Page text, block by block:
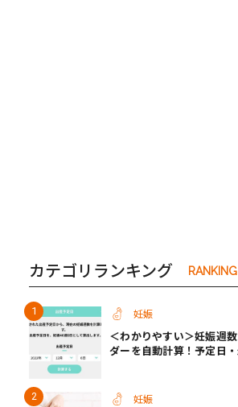
夫婦
カテゴリランキング RANKING
妊娠
＜わかりやすい＞妊娠週
ダーを自動計算！予定日
妊娠